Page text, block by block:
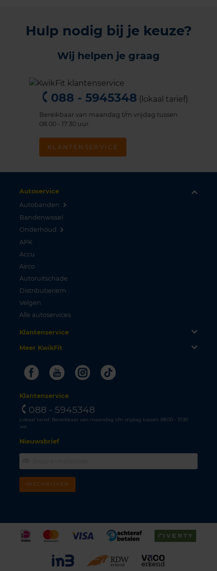
Hulp nodig bij je keuze?
Wij helpen je graag
088 - 5945348 (lokaal tarief)
Bereikbaar van maandag t/m vrijdag tussen
08.00 - 17.30 uur.
KLANTENSERVICE
Autoservice
Autobanden
Bandenwissel
Onderhoud
APK
Accu
Airco
Autoruitschade
Distributieriem
Velgen
Alle autoservices
Klantenservice
Meer KwikFit
FacebookYoutubeInstagram
Tiktok
Klantenservice
088 - 5945348
Lokaal tarief. Bereikbaar van maandag t/m vrijdag tussen 08.00 - 17.30
uur.
Nieuwsbrief
INSCHRIJVEN